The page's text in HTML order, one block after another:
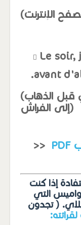
Le soir,
avant
(في المساء، أفرش أسناني قبل الذهاب
إلى الفراش)
<<
إذا كنت
التي
( تجدون